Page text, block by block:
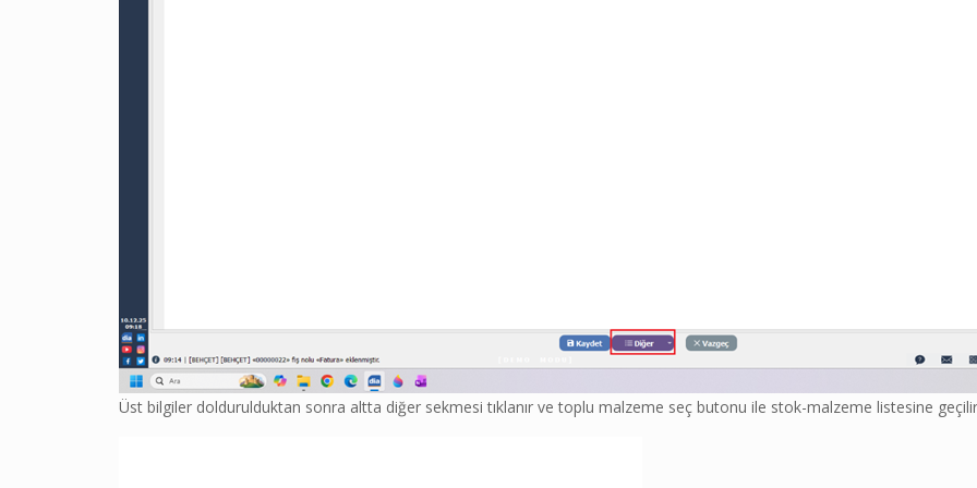
Üst bilgiler doldurulduktan sonra altta diğer sekmesi tıklanır ve toplu malzeme seç butonu ile stok-malzeme listesine